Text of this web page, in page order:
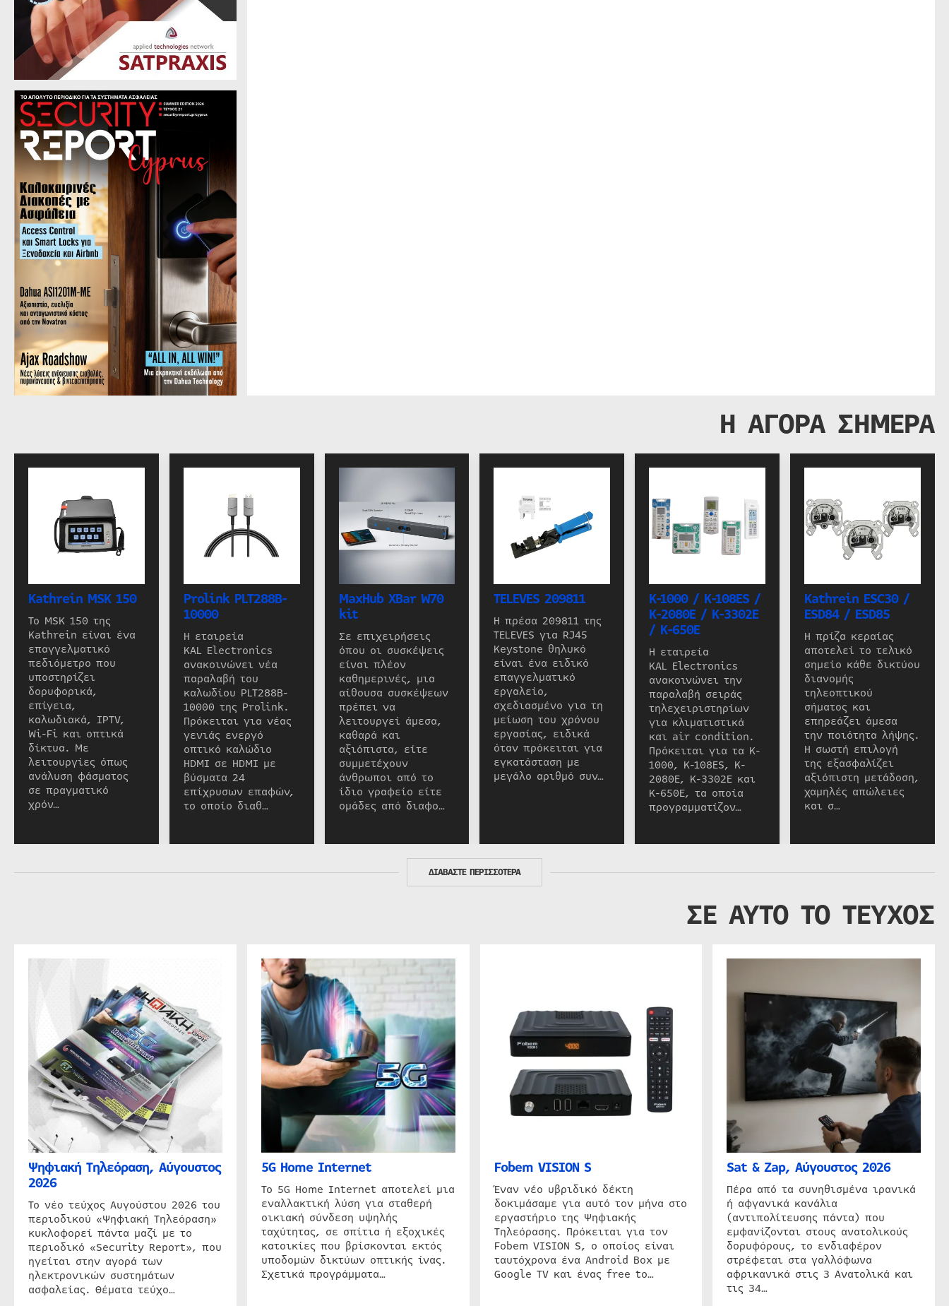
Η ΑΓΟΡΑ ΣΗΜΕΡΑ
Kathrein MSK 150
Το MSK 150 της
Kathrein είναι ένα
επαγγελματικό
πεδιόμετρο που
υποστηρίζει
δορυφορικά,
επίγεια,
καλωδιακά, IPTV,
Wi-Fi και οπτικά
δίκτυα. Με
λειτουργίες όπως
ανάλυση φάσματος
σε πραγματικό
χρόν…
Prolink PLT288B-
10000
Η εταιρεία
KAL Electronics
ανακοινώνει νέα
παραλαβή του
καλωδίου PLT288B-
10000 της Prolink.
Πρόκειται για νέας
γενιάς ενεργό
οπτικό καλώδιο
HDMI σε HDMI με
βύσματα 24
επίχρυσων επαφών,
το οποίο διαθ…
MaxHub XBar W70
kit
Σε επιχειρήσεις
όπου οι συσκέψεις
είναι πλέον
καθημερινές, μια
αίθουσα συσκέψεων
πρέπει να
λειτουργεί άμεσα,
καθαρά και
αξιόπιστα, είτε
συμμετέχουν
άνθρωποι από το
ίδιο γραφείο είτε
ομάδες από διαφο…
TELEVES 209811
Η πρέσα 209811 της
TELEVES για RJ45
Keystone θηλυκό
είναι ένα ειδικό
επαγγελματικό
εργαλείο,
σχεδιασμένο για τη
μείωση του χρόνου
εργασίας, ειδικά
όταν πρόκειται για
εγκατάσταση με
μεγάλο αριθμό συν…
K-1000 / K-108ES /
K-2080E / K-3302E
/ K-650E
Η εταιρεία
KAL Electronics
ανακοινώνει την
παραλαβή σειράς
τηλεχειριστηρίων
για κλιματιστικά
και air condition.
Πρόκειται για τα K-
1000, K-108ES, K-
2080E, K-3302E και
K-650E, τα οποία
προγραμματίζον…
Kathrein ESC30 /
ESD84 / ESD85
Η πρίζα κεραίας
αποτελεί το τελικό
σημείο κάθε δικτύου
διανομής
τηλεοπτικού
σήματος και
επηρεάζει άμεσα
την ποιότητα λήψης.
Η σωστή επιλογή
της εξασφαλίζει
αξιόπιστη μετάδοση,
χαμηλές απώλειες
και σ…
ΔΙΑΒΑΣΤΕ ΠΕΡΙΣΣΟΤΕΡΑ
ΣΕ ΑΥΤΟ ΤΟ ΤΕΥΧΟΣ
Ψηφιακή Τηλεόραση, Αύγουστος
2026
Το νέο τεύχος Αυγούστου 2026 του
περιοδικού «Ψηφιακή Τηλεόραση»
κυκλοφορεί πάντα μαζί με το
περιοδικό «Security Report», που
ηγείται στην αγορά των
ηλεκτρονικών συστημάτων
ασφαλείας. Θέματα τεύχο…
5G Home Internet
Το 5G Home Internet αποτελεί μια
εναλλακτική λύση για σταθερή
οικιακή σύνδεση υψηλής
ταχύτητας, σε σπίτια ή εξοχικές
κατοικίες που βρίσκονται εκτός
υποδομών δικτύων οπτικής ίνας.
Σχετικά προγράμματα…
Fobem VISION S
Έναν νέο υβριδικό δέκτη
δοκιμάσαμε για αυτό τον μήνα στο
εργαστήριο της Ψηφιακής
Τηλεόρασης. Πρόκειται για τον
Fobem VISION S, ο οποίος είναι
ταυτόχρονα ένα Android Box με
Google TV και ένας free to…
Sat & Zap, Αύγουστος 2026
Πέρα από τα συνηθισμένα ιρανικά
ή αφγανικά κανάλια
(αντιπολίτευσης πάντα) που
εμφανίζονται στους ανατολικούς
δορυφόρους, το ενδιαφέρον
στρέφεται στα γαλλόφωνα
αφρικανικά στις 3 Ανατολικά και
τις 34…